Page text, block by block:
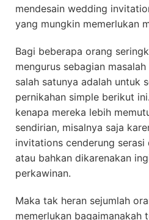
mendesain wedding
yang mungkin memerlukan
Bagi beberapa orang
mengurus sebagian
salah satunya adalah untuk
pernikahan simple berikut
kenapa mereka lebih
sendirian, misalnya saja
invitations cenderung
atau bahkan dikarenakan
perkawinan.
Maka tak heran sejumlah
memerlukan bagaimanakah